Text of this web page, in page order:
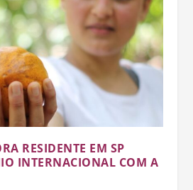
RESIDENTE EM SP
INTERNACIONAL COM A